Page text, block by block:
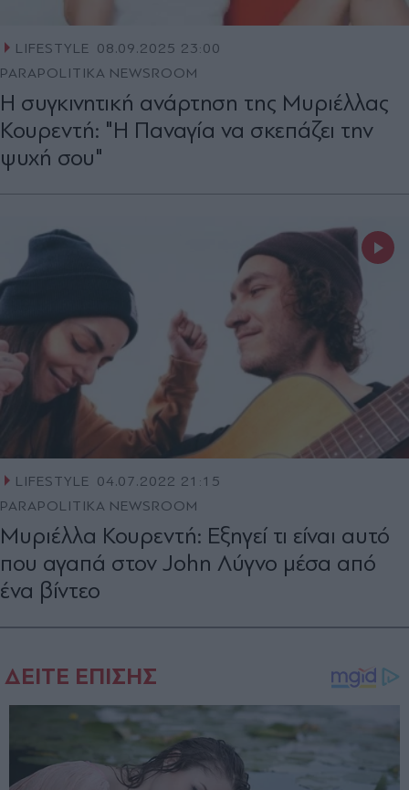
LIFESTYLE 08.09.2025 23:00
PARAPOLITIKA NEWSROOM
Η συγκινητική ανάρτηση της Μυριέλλας
Κουρεντή: "Η Παναγία να σκεπάζει την
ψυχή σου"
LIFESTYLE 04.07.2022 21:15
PARAPOLITIKA NEWSROOM
Μυριέλλα Κουρεντή: Εξηγεί τι είναι αυτό
που αγαπά στον John Λύγνο μέσα από
ένα βίντεο